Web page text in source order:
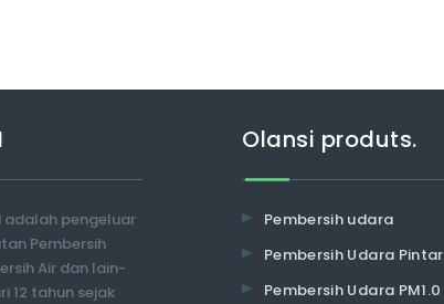
adalah pengeluar
Pembersih
Air dan lain-
12 tahun sejak
Olansi produts.
Pembersih udara
Pembersih Udara Pintar
Pembersih Udara PM1.0